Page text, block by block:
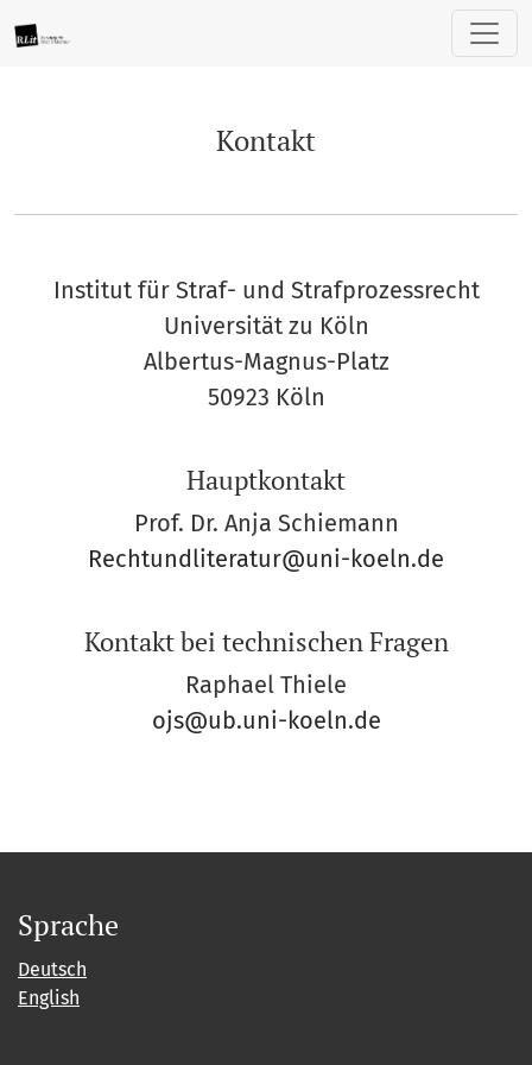
Kontakt
Institut für Straf- und Strafprozessrecht
Universität zu Köln
Albertus-Magnus-Platz
50923 Köln
Hauptkontakt
Prof. Dr. Anja Schiemann
Rechtundliteratur@uni-koeln.de
Kontakt bei technischen Fragen
Raphael Thiele
ojs@ub.uni-koeln.de
Sprache
Deutsch
English